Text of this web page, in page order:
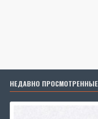
НЕДАВНО ПРОСМОТРЕННЫЕ